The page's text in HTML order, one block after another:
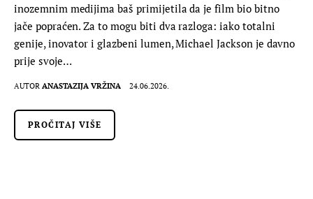
inozemnim medijima baš primijetila da je film bio bitno
jače popraćen. Za to mogu biti dva razloga: iako totalni
genije, inovator i glazbeni lumen, Michael Jackson je davno
prije svoje…
AUTOR ANASTAZIJA VRŽINA 24.06.2026.
PROČITAJ VIŠE